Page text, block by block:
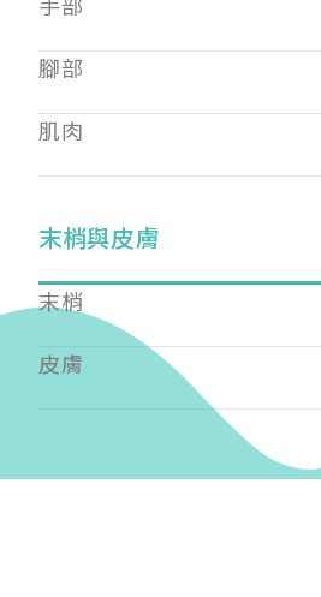
腳部
肌肉
末梢與皮膚
末梢
皮膚
會審核通過後即通知您進行繳
【會費】
個人會員:
入會費新臺幣1200元，於會員
費1200元，於每年度繳納。
費3000元，於每年度繳納。
戶名: 社團法人台灣自律神經健
帳號: 003-03-501566-2
銀行: (013) 國泰世華 南京東